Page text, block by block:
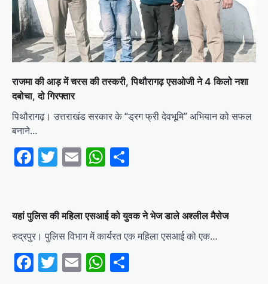
राजमा की आड़ में चरस की तस्करी, पिथौरागढ़ एसओजी ने 4 किलो नशा
दबोचा, दो गिरफ्तार
पिथौरागढ़। उत्तराखंड सरकार के “ड्रग फ्री देवभूमि” अभियान को सफल
बनाने…
Facebook
Twitter
EmailWhatsApp
यहां पुलिस की महिला एसआई को युवक ने भेज डाले अश्लील मैसेज
रुद्रपुर। पुलिस विभाग में कार्यरत एक महिला एसआई को एक…
Facebook
Twitter
EmailWhatsApp